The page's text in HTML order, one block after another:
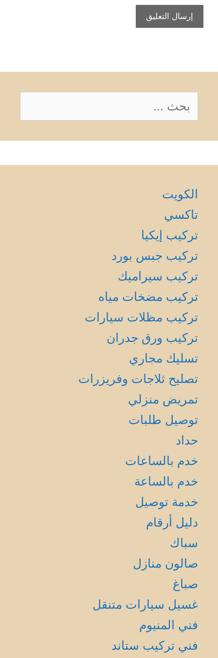
البحث
عن:
الكويت
تاكسي
تركيب إيكيا
تركيب جبس بورد
تركيب سيراميك
تركيب مضخات مياه
تركيب مظلات سيارات
تركيب ورق جدران
تسليك مجاري
تصليح ثلاجات وفريزرات
تمريض منزلي
توصيل طلبات
حداد
خدم بالساعات
خدم بالساعة
خدمة توصيل
دليل أرقام
سباك
صالون منازل
صباغ
غسيل سيارات متنقل
فني المنيوم
فني تركيب ستاند